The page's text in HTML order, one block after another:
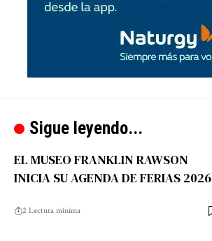
Sigue leyendo...
EL MUSEO FRANKLIN RAWSON
INICIA SU AGENDA DE FERIAS 2026
2 Lectura mínima